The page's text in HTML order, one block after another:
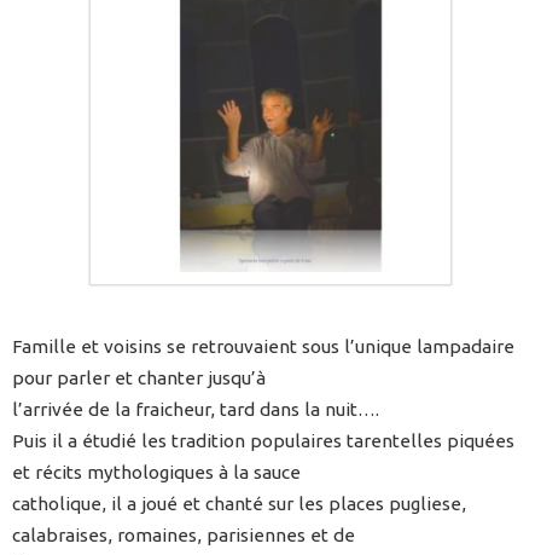
Famille et voisins se retrouvaient sous l’unique lampadaire
pour parler et chanter jusqu’à
l’arrivée de la fraicheur, tard dans la nuit….
Puis il a étudié les tradition populaires tarentelles piquées
et récits mythologiques à la sauce
catholique, il a joué et chanté sur les places pugliese,
calabraises, romaines, parisiennes et de